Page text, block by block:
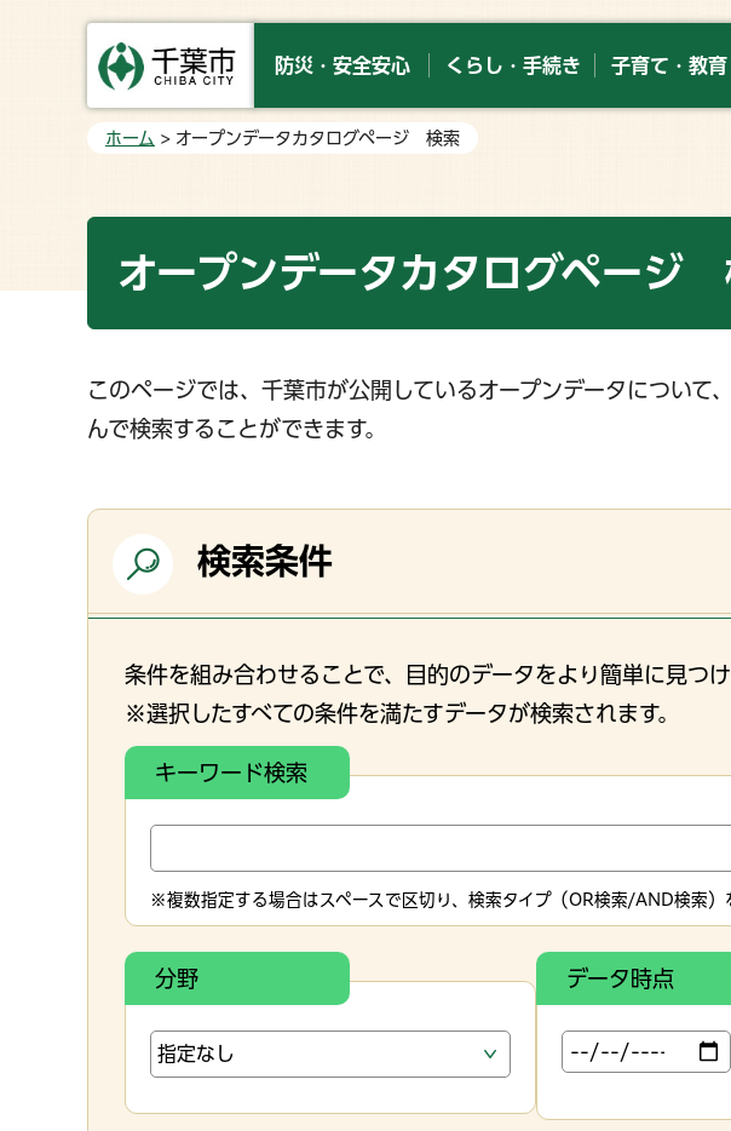
防災・安全安心 くらし・手続き 子育て・教育
ホーム > オープンデータカタログページ 検索
オープンデータカタログページ
このページでは、千葉市が公開しているオープンデータについ
んで検索することができます。
検索条件
条件を組み合わせることで、目的のデータをより簡単に見つけ
※選択したすべての条件を満たすデータが検索されます。
キーワード検索
※複数指定する場合はスペースで区切り、検索タイプ（OR検索/AND検索）
分野 データ時点